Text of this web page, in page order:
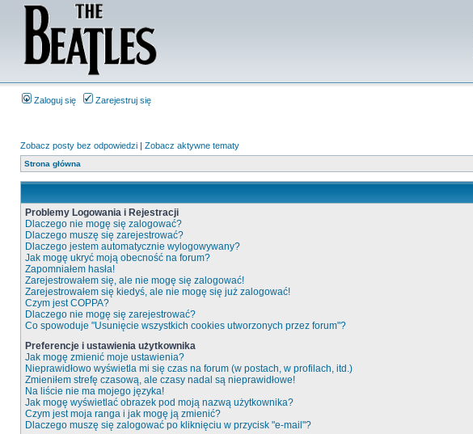
Zaloguj się Zarejestruj się
Zobacz posty bez odpowiedzi | Zobacz aktywne tematy
Strona główna
Problemy Logowania i Rejestracji
Dlaczego nie mogę się zalogować?
Dlaczego muszę się zarejestrować?
Dlaczego jestem automatycznie wylogowywany?
Jak mogę ukryć moją obecność na forum?
Zapomniałem hasła!
Zarejestrowałem się, ale nie mogę się zalogować!
Zarejestrowałem się kiedyś, ale nie mogę się już zalogować!
Czym jest COPPA?
Dlaczego nie mogę się zarejestrować?
Co spowoduje "Usunięcie wszystkich cookies utworzonych przez forum"?
Preferencje i ustawienia użytkownika
Jak mogę zmienić moje ustawienia?
Nieprawidłowo wyświetla mi się czas na forum (w postach, w profilach, itd.)
Zmieniłem strefę czasową, ale czasy nadal są nieprawidłowe!
Na liście nie ma mojego języka!
Jak mogę wyświetlać obrazek pod moją nazwą użytkownika?
Czym jest moja ranga i jak mogę ją zmienić?
Dlaczego muszę się zalogować po kliknięciu w przycisk "e-mail"?